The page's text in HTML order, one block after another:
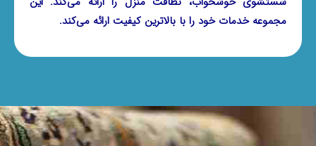
مجموعه خدمات خود را با بالاترین کیفیت ارائه می‌کند.